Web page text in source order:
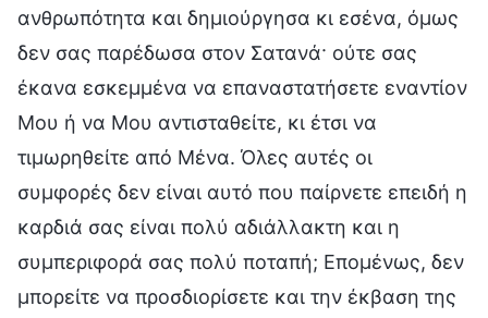
ανθρωπότητα και δημιούργησα κι εσένα, όμως
δεν σας παρέδωσα στον Σατανά· ούτε σας
έκανα εσκεμμένα να επαναστατήσετε εναντίον
Μου ή να Μου αντισταθείτε, κι έτσι να
τιμωρηθείτε από Μένα. Όλες αυτές οι
συμφορές δεν είναι αυτό που παίρνετε επειδή η
καρδιά σας είναι πολύ αδιάλλακτη και η
συμπεριφορά σας πολύ ποταπή; Επομένως, δεν
μπορείτε να προσδιορίσετε και την έκβαση της